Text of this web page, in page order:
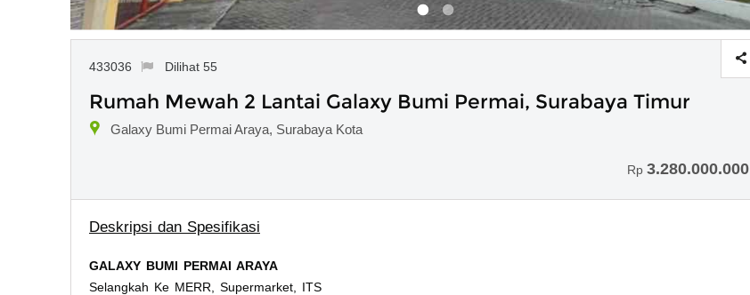
433036 Dilihat 55
Rumah Mewah 2 Lantai Galaxy Bumi Permai, Surabaya Timur
Galaxy Bumi Permai Araya, Surabaya Kota
Rp 3.280.000.000
Deskripsi dan Spesifikasi
GALAXY BUMI PERMAI ARAYA
Selangkah Ke MERR, Supermarket, ITS